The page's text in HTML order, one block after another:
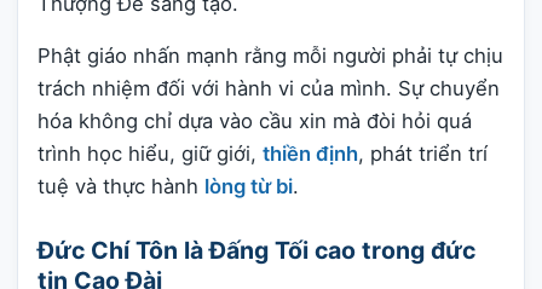
Phật giáo nhấn mạnh rằng mỗi người phải tự chịu
trách nhiệm đối với hành vi của mình. Sự chuyển
hóa không chỉ dựa vào cầu xin mà đòi hỏi quá
trình học hiểu, giữ giới, thiền định, phát triển trí
tuệ và thực hành lòng từ bi.
Đức Chí Tôn là Đấng Tối cao trong đức
tin Cao Đài